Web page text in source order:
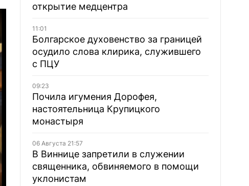
открытие медцентра
11:01
Болгарское духовенство за границей
осудило слова клирика, служившего
с ПЦУ
09:23
Почила игумения Дорофея,
настоятельница Крупицкого
монастыря
06 Августа 21:57
В Виннице запретили в служении
священника, обвиняемого в помощи
уклонистам